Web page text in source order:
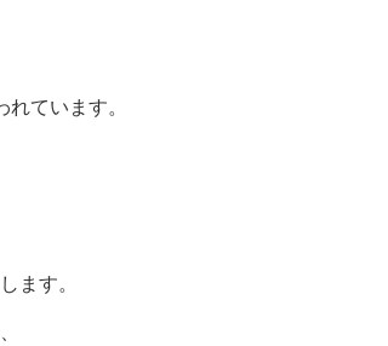
ています。
ます。